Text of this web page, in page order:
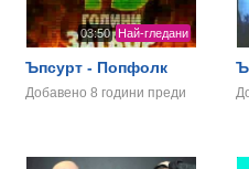
03:50 Най-гледани
Ъпсурт - Попфолк
Добавено 8 години преди